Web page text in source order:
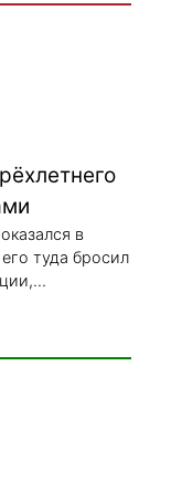
в
туда бросил